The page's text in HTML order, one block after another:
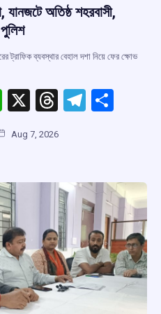
যানজটে অতিষ্ঠ শহরবাসী,
ট্রাফিক ব্যবস্থার বেহাল দশা নিয়ে ফের ক্ষোভ
W
h
at
A
p
p
X
T
e
d
s
T
a
m
Aug 7, 2026